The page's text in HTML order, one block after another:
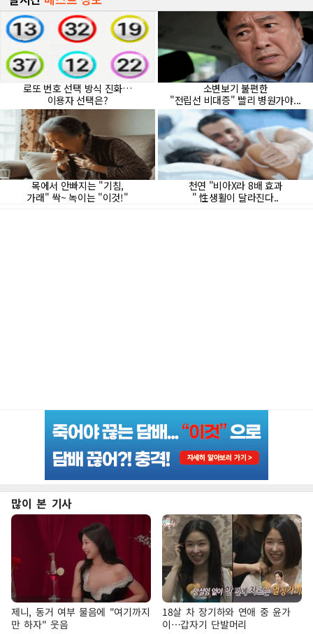
많이 본 기사
제니, 동거 여부 물음에 "여기까지
만 하자" 웃음
18살 차 장기하와 연애 중 윤가
이…갑자기 단발머리